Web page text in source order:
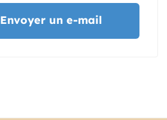
Envoyer un e-mail